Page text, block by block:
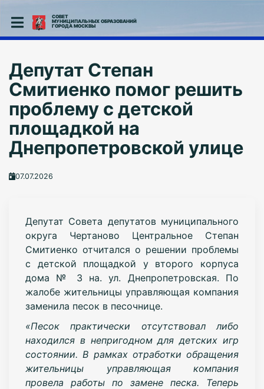
СОВЕТ
МУНИЦИПАЛЬНЫХ ОБРАЗОВАНИЙ
ГОРОДА МОСКВЫ
Депутат Степан
Смитиенко помог решить
проблему с детской
площадкой на
Днепропетровской улице
07.07.2026
Депутат Совета депутатов муниципального
округа Чертаново Центральное Степан
Смитиенко отчитался о решении проблемы
с детской площадкой у второго корпуса
дома № 3 на. ул. Днепропетровская. По
жалобе жительницы управляющая компания
заменила песок в песочнице.
«Песок практически отсутствовал либо
находился в непригодном для детских игр
состоянии. В рамках отработки обращения
жительницы управляющая компания
провела работы по замене песка. Теперь